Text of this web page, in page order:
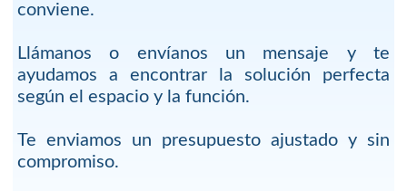
conviene.
Llámanos o envíanos un mensaje y te
ayudamos a encontrar la solución perfecta
según el espacio y la función.
Te enviamos un presupuesto ajustado y sin
compromiso.